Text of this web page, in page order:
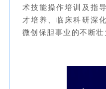
术技能操作培训及指
才培养、临床科研深
微创保胆事业的不断壮